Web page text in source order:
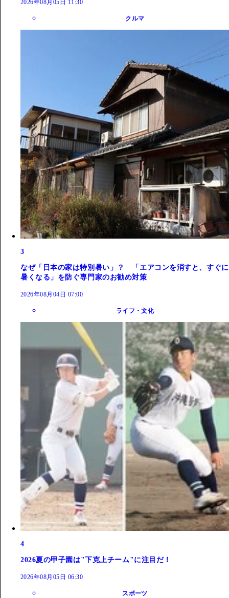
2026年08月05日 11:30
クルマ
3
なぜ「日本の家は特別暑い」？ 「エアコンを消すと、すぐに
暑くなる」を防ぐ専門家のお勧め対策
2026年08月04日 07:00
ライフ・文化
4
2026夏の甲子園は"下克上チーム"に注目だ！
2026年08月05日 06:30
スポーツ